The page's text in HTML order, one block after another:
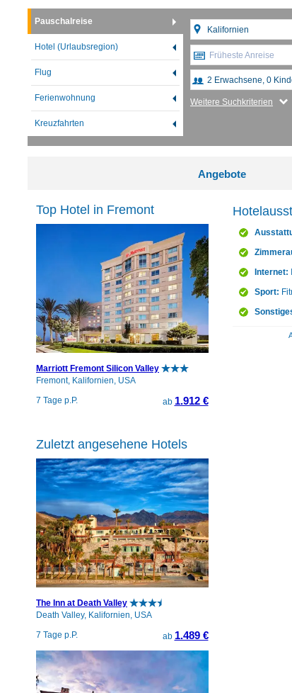
Pauschalreise
Hotel (Urlaubsregion)
Flug
Ferienwohnung
Kreuzfahrten
Früheste Anreise
Weitere Suchkriterien
Angebote
Internet:
Sport:
Top Hotel in Fremont
Marriott Fremont Silicon Valley
Fremont, Kalifornien, USA
7 Tage p.P.
ab 1.912 €
Zuletzt angesehene Hotels
The Inn at Death Valley
Death Valley, Kalifornien, USA
7 Tage p.P.
ab 1.489 €